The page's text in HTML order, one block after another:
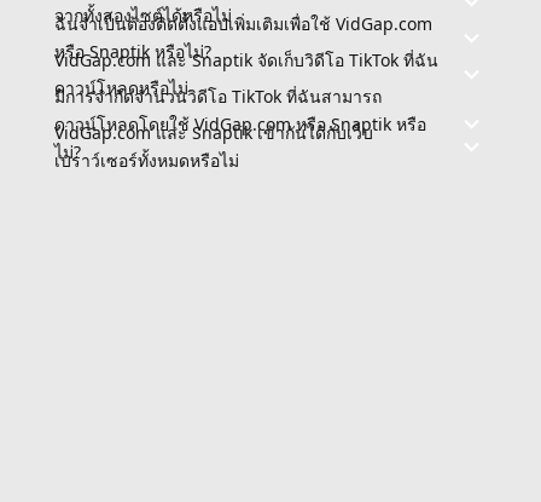
จากทั้งสองไซต์ได้หรือไม่
ฉันจำเป็นต้องติดตั้งแอปเพิ่มเติมเพื่อใช้ VidGap.com
หรือ Snaptik หรือไม่?
VidGap.com และ Snaptik จัดเก็บวิดีโอ TikTok ที่ฉัน
ดาวน์โหลดหรือไม่
มีการจำกัดจำนวนวิดีโอ TikTok ที่ฉันสามารถ
ดาวน์โหลดโดยใช้ VidGap.com หรือ Snaptik หรือ
ไม่?
VidGap.com และ Snaptik เข้ากันได้กับเว็บ
เบราว์เซอร์ทั้งหมดหรือไม่